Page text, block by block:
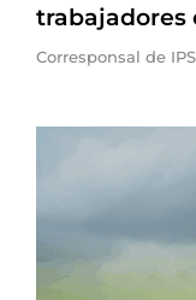
trabajadores
Corresponsal de IPS